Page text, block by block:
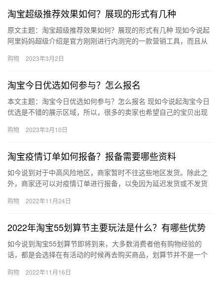
淘宝超级推荐效果如何？展现的形式有几种
原文主题：淘宝超级推荐效果如何？展现的形式有几种 现如今说起
阿里妈妈超级介绍是官方刚刚进行内测完的一款营销工具，而且从
果你…
购物 2023年3月2日
淘宝今日优选如何参与？怎么报名
本文主题：淘宝今日优选如何参与？怎么报名 现如今说起淘宝今日
优选是不错的展示区域，所以，很多的卖家也希望自己的宝贝出现
所…
购物 2023年3月10日
淘宝疫情订单如何报备？报备需要哪些资料
如今说到对于中高风险地区，商家暂时不往这些地区发货。除此之
外，商家还可以对疫情订单进行报备，以免因为延迟发货或不发货
面来看…
购物 2022年11月24日
2022年淘宝55划算节主要玩法是什么？有哪些优势
如今说到淘宝55划算节即将到来，大多数消费者他有购物经验的
话，都是会选择在有活动的时候再去购买商品，划算节并不是一个
哪…
购物 2022年11月16日